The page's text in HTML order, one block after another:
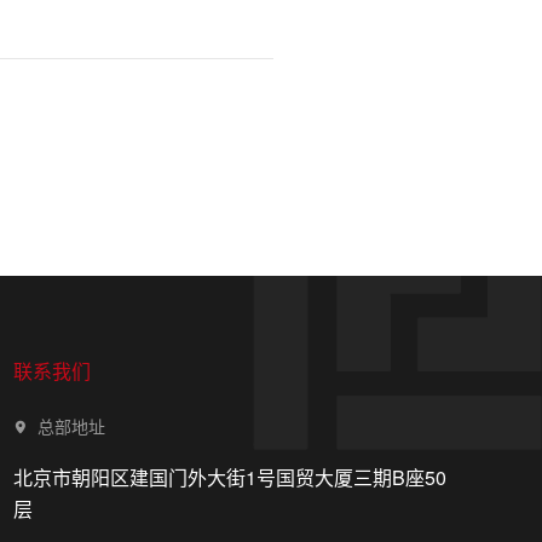
联系我们
总部地址
北京市朝阳区建国门外大街1号国贸大厦三期B座50
层